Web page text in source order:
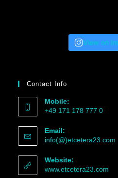
View on
Contact Info
Mobile:
+49 171 178 777 0
Email:
info(@)etcetera23.com
Website:
www.etcetera23.com